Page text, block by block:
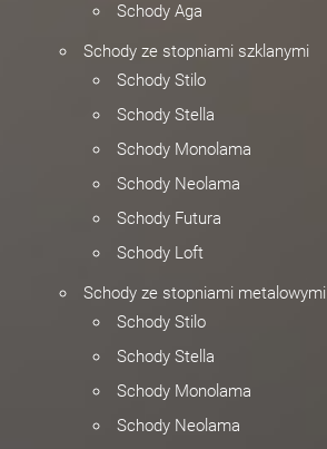
Schody Aga
Schody ze stopniami szklanymi
Schody Stilo
Schody Stella
Schody Monolama
Schody Neolama
Schody Futura
Schody Loft
Schody ze stopniami metalowymi
Schody Stilo
Schody Stella
Schody Monolama
Schody Neolama